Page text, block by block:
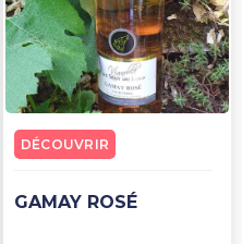
GAMAY ROSÉ
DÉCOUVRIR